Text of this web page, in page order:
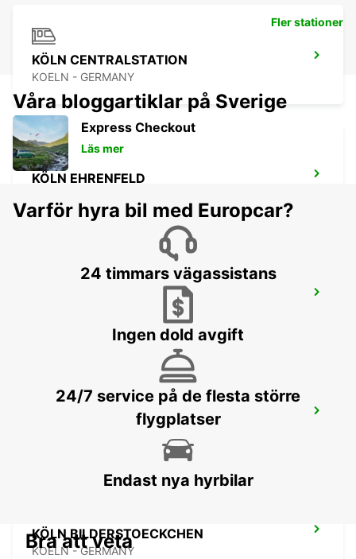
KÖLN CENTRALSTATION
KOELN - GERMANY
KÖLN EHRENFELD
COLOGNE AIRPORT
KÖLN BILDERSTOECKCHEN
KOELN - GERMANY
Fler stationer
Våra bloggartiklar på Sverige
Express Checkout
Läs mer
Varför hyra bil med Europcar?
24 timmars vägassistans
Ingen dold avgift
24/7 service på de flesta större
flygplatser
Endast nya hyrbilar
Bra att veta